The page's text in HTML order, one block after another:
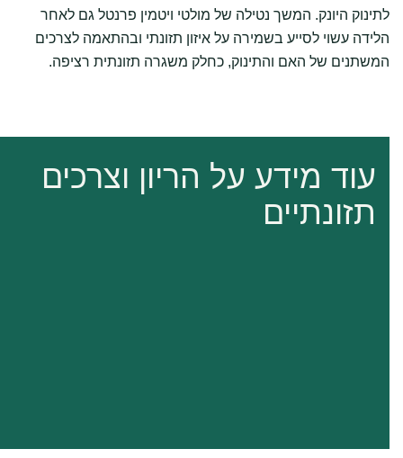
לתינוק היונק. המשך נטילה של מולטי ויטמין פרנטל גם לאחר
הלידה עשוי לסייע בשמירה על איזון תזונתי ובהתאמה לצרכים
המשתנים של האם והתינוק, כחלק משגרה תזונתית רציפה.
עוד מידע על הריון וצרכים
תזונתיים